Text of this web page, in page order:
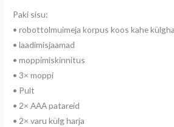
Paki sisu:
• robottolmuimeja korpus koos kahe
• laadimisjaamad
• moppimiskinnitus
• 3× moppi
• Pult
• 2× AAA patareid
• 2× varu külg harja